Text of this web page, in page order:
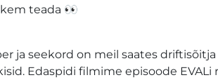
teada 👀
ja seekord on meil saates
Edaspidi filmime episoode